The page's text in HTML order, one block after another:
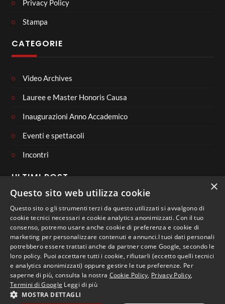
Privacy Policy
Stampa
CATEGORIE
Video Archives
Lauree e Master Honoris Causa
Inaugurazioni Anno Accademico
Eventi e spettacoli
Incontri
ULTIMI POST
CONNECT WITH US
Copyright 2023 - Libera Università di Lingue e Comunicazione
×
Questo sito web utilizza cookie
Questo sito o gli strumenti terzi da questo utilizzati si avvalgono di
cookie tecnici necessari e cookie analytics anonimizzati. Con il tuo
consenso, potremo usare anche cookie di preferenza e cookie di
marketing per personalizzare contenuti e annunci.I tuoi dati personali
potrebbero essere trattati anche da partner come Google, secondo le
loro policy. Puoi accettare tutti i cookie, rifiutarli (eccetto quelli tecnici
e analytics anonimizzati) oppure gestire le tue preferenze. Per
saperne di più, consulta la nostra Cookie Policy, Privacy Policy,
Termini di Google Leggi di più
MOSTRA DETTAGLI